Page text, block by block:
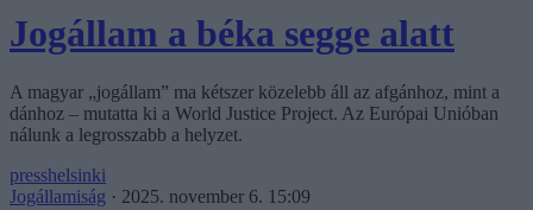
Jogállam a béka segge alatt
A magyar „jogállam” ma kétszer közelebb áll az afgánhoz, mint a
dánhoz – mutatta ki a World Justice Project. Az Európai Unióban
nálunk a legrosszabb a helyzet.
presshelsinki
Jogállamiság · 2025. november 6. 15:09